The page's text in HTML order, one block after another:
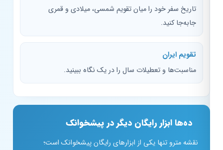
تاریخ سفر خود را میان تقویم شمسی، میلادی و قمری
جابه‌جا کنید.
تقویم ایران
مناسبت‌ها و تعطیلات سال را در یک نگاه ببینید.
ده‌ها ابزار رایگان دیگر در پیشخوانک
نقشه مترو تنها یکی از ابزارهای رایگان پیشخوانک است؛